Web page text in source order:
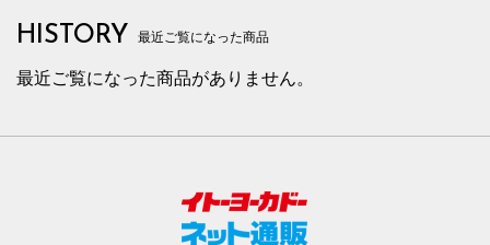
HISTORY 最近ご覧になった商品
最近ご覧になった商品がありません。